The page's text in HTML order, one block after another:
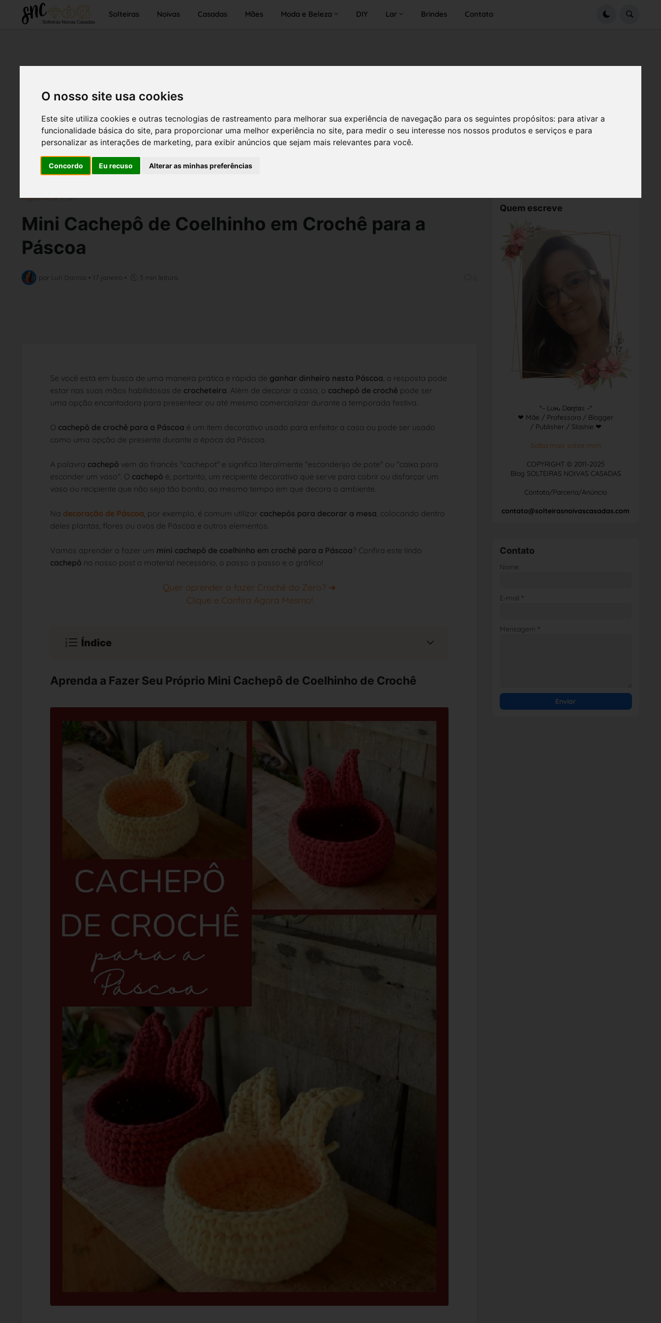
O nosso site usa cookies
Este site utiliza cookies e outras tecnologias de rastreamento para melhorar sua experiência de navegação para os seguintes propósitos: para ativar a
funcionalidade básica do site, para proporcionar uma melhor experiência no site, para medir o seu interesse nos nossos produtos e serviços e para
personalizar as interações de marketing, para exibir anúncios que sejam mais relevantes para você.
Concordo Eu recuso Alterar as minhas preferências
Solteiras Noivas Casadas Mães Moda e Beleza DIY Lar Brindes Contato
Página inicial DIY
Mini Cachepô de Coelhinho em Crochê para a
Páscoa
por • 17 janeiro • 3 min leitura
Se você está em busca de uma maneira prática e rápida de ganhar dinheiro nesta Páscoa, a resposta pode
estar nas suas mãos habilidosas de crocheteira. Além de decorar a casa, o cachepô de crochêpode ser
uma opção encantadora para presentear ou até mesmo comercializar durante a temporada festiva.
O cachepô de crochê para a Páscoa é um item decorativo usado para enfeitar a casa ou pode ser usado
como uma opção de presente durante a época da Páscoa.
A palavra cachepô vem do francês "cachepot" e significa literalmente "esconderijo de pote" ou "caixa para
esconder um vaso". O cachepô é, portanto, um recipiente decorativo que serve para cobrir ou disfarçar um
vaso ou recipiente que não seja tão bonito, ao mesmo tempo em que decora o ambiente.
Na decoração de Páscoa, por exemplo, é comum utilizar cachepôs para decorar a mesa, colocando dentro
deles plantas, flores ou ovos de Páscoa e outros elementos.
Vamos aprender a fazer um mini cachepô de coelhinho em crochê para a Páscoa? Confira este lindo
cachepô no nosso post o material necessário, o passo a passo e o gráfico!
Quer aprender a fazer Crochê do Zero? ➜
Clique e Confira Agora Mesmo!
Índice
Aprenda a Fazer Seu Próprio Mini Cachepô de Coelhinho de Crochê
Quem escreve
°~ Luԋ Dɑɳtɑs ~°
❤ Mãe / Professora / Blogger
/ Publisher / Slashie ❤
Saiba mais sobre mim
COPYRIGHT © 2011-2025
Blog SOLTEIRAS NOIVAS CASADAS
Contato/Parceria/Anúncio
contato@solteirasnoivascasadas.com
Contato
Nome
E-mail *
Mensagem *